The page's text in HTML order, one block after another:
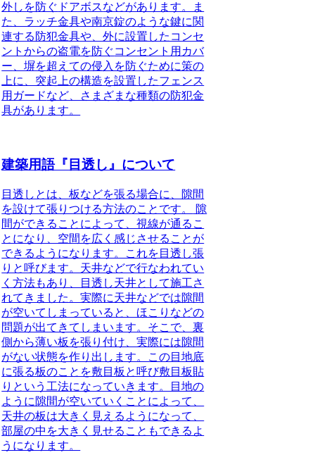
外しを防ぐ ドアボスなどがあります。ま
た、ラッチ金具や南京錠のような鍵に関
連する防犯金具や、外に設置したコンセ
ントからの盗電を防ぐコンセント用カバ
ー 、塀を超えての侵入を防ぐために策の
上に、突起上の構造を設置したフェンス
用ガードなど、さまざまな種類の防犯金
具があります。
建築用語『目透し』について
目透しとは、板などを張る場合に、隙間
を設けて張りつける方法のことです。
隙
間ができることによって、視線が通るこ
とになり、空間を広く感じさせることが
できるようになります。これを目透し張
りと呼びます。天井などで行なわれてい
く方法もあり、目透し天井として施工さ
れてきました。実際に天井などでは隙間
が空いてしまっていると、ほこりなどの
問題が出てきてしまいます。そこで、裏
側から薄い板を張り付け、実際には隙間
がない状態を作り出します。この目地底
に張る板のことを敷目板と呼び敷目板貼
りという工法になっていきます。目地の
ように隙間が空いていくことによって、
天井の板は大きく見えるようになって、
部屋の中を大きく見せることもできるよ
うになります。